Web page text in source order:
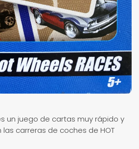
es un juego de cartas muy rápido y
carreras de coches de HOT